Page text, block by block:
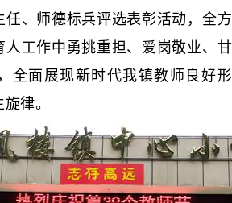
任、师德标兵评选表彰活动，全方
人工作中勇挑重担、爱岗敬业、甘
全面展现新时代我镇教师良好形
律。